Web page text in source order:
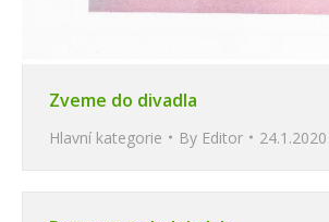
Zveme do divadla
Hlavní kategorie By Editor 24.1.2020